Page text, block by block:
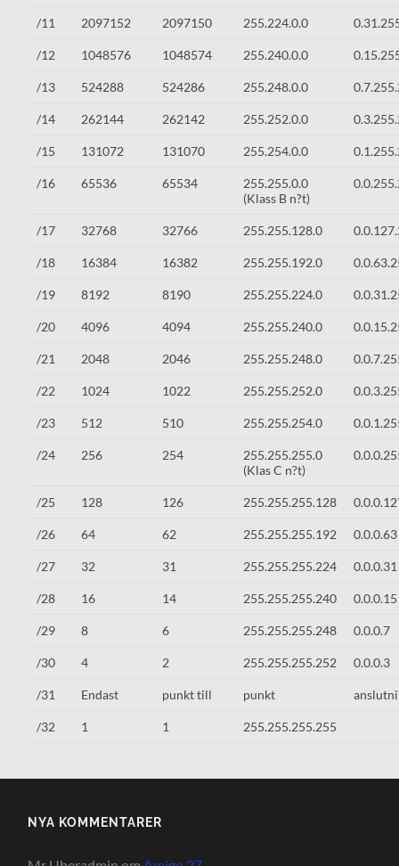
/11 2097152 2097150 255.224.0.0
/12 1048576 1048574 255.240.0.0
/13 524288 524286 255.248.0.0
/14 262144 262142 255.252.0.0
/15 131072 131070 255.254.0.0
/16 65536 65534
255.255.0.0
(Klass B n?t)
/17 32768 32766 255.255.128.0
/18 16384 16382 255.255.192.0
/19 8192 8190 255.255.224.0
/20 4096 4094 255.255.240.0
/21 2048 2046 255.255.248.0
/22 1024 1022 255.255.252.0
/23 512 510 255.255.254.0
/24 256 254
255.255.255.0
(Klas C n?t)
/25 128 126 255.255.255.128
/26 64 62 255.255.255.192 0.0.0.63
/27 32 31 255.255.255.224 0.0.0.31
/28 16 14 255.255.255.240 0.0.0.15
/29 8 6 255.255.255.248 0.0.0.7
/30 4 2 255.255.255.252 0.0.0.3
/31 Endast punkt till punkt
/32 1 1 255.255.255.255
NYA KOMMENTARER